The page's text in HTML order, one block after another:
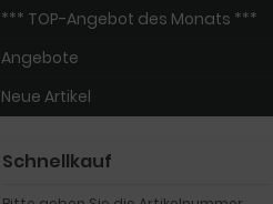
*** TOP-Angebot des Monats ***
Angebote
Neue Artikel
Schnellkauf